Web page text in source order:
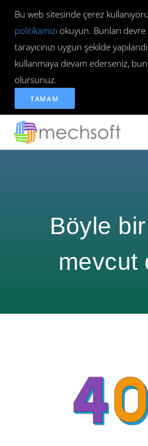
Bu web sitesinde çerez
politikamızı okuyun. Bunları devre
tarayıcınızı uygun şekilde
kullanmaya devam ederseniz,
olursunuz.
TAMAM
Böyle
mevcut